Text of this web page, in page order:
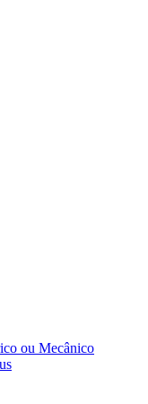
ou Mecânico